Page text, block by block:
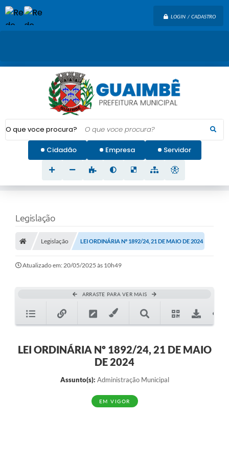
LOGIN / CADASTRO
O que voce procura?
Cidadão Empresa Servidor
Legislação
Legislação LEI ORDINÁRIA Nº 1892/24, 21 DE MAIO DE 2024
Atualizado em: 20/05/2025 às 10h49
ARRASTE PARA VER MAIS
LEI ORDINÁRIA Nº 1892/24, 21 DE MAIO
DE 2024
Assunto(s): Administração Municipal
EM VIGOR